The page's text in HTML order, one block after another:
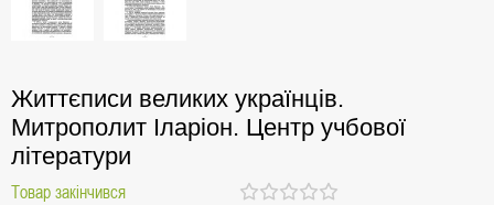
Життєписи великих українців.
Митрополит Іларіон. Центр учбової
літератури
Товар закінчився